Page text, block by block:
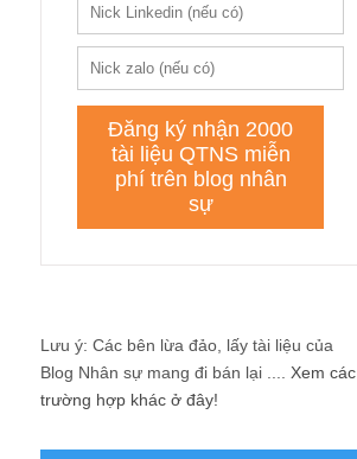
Lưu ý: Các bên lừa đảo, lấy tài liệu của
Blog Nhân sự mang đi bán lại .... Xem các
trường hợp khác ở đây!